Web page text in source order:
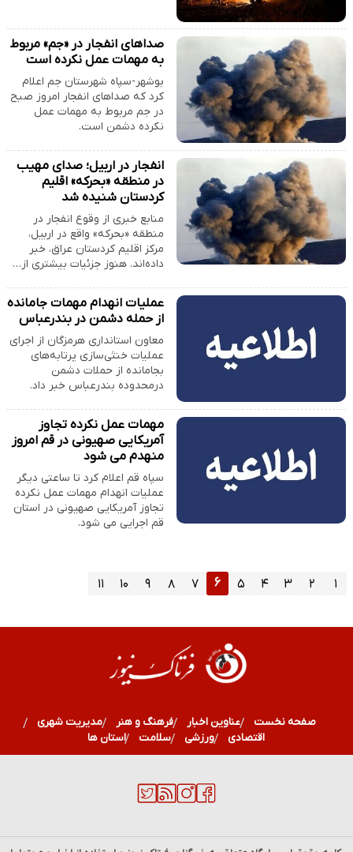
صداهای انفجار در «جم» مربوط
به مهمات عمل نکرده است
بوشهر-سپاه شهرستان جم اعلام
کرد که صداهای انفجار امروز صبح
در جم مربوط به مهمات عمل
نکرده دشمن است.
انفجار در اربیل؛ صدای مهیب
در منطقه «بحرکه» اقلیم
کردستان شنیده شد
منابع خبری از وقوع انفجار در
منطقه «بحرکه» واقع در اربیل،
مرکز اقلیم کردستان عراق، خبر
داده‌اند. هنوز جزئیات بیشتری از…
عملیات انهدام مهمات جامانده
از حمله دشمن در بندرعباس
معاون استانداری هرمزگان از اجرای
عملیات خنثی‌سازی پرتابه‌های
بجامانده از حملات دشمن
درمحدوده بندرعباس خبر داد.
مهمات عمل نکرده تجاوز
آمریکایی صهیونی در قم امروز
منهدم می شود
سپاه قم اعلام کرد تا ساعتی دیگر
عملیات انهدام مهمات عمل نکرده
تجاوز آمریکایی صهیونی در استان
قم اجرایی می شود.
۱ ۲ ۳ ۴ ۵ ۶ ۷ ۸ ۹ ۱۰ ۱۱
صفحه نخست عناوین اخبار فرهنگ و هنر
مدیریت شهری
اقتصادی
ورزشی سلامت استان ها